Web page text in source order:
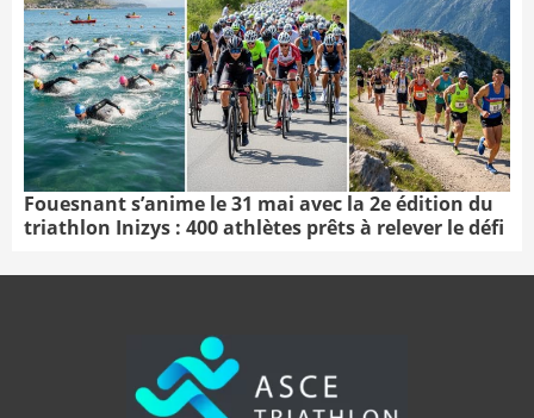
Fouesnant s’anime le 31 mai avec la 2e édition du
triathlon Inizys : 400 athlètes prêts à relever le défi